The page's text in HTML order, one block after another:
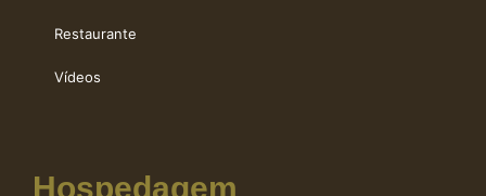
Restaurante
Vídeos
Hospedagem